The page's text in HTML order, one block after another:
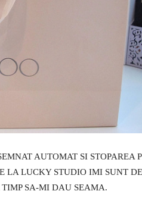
AUTOMAT SI STOPAREA
LUCKY STUDIO IMI SUNT DE
SA-MI DAU SEAMA.